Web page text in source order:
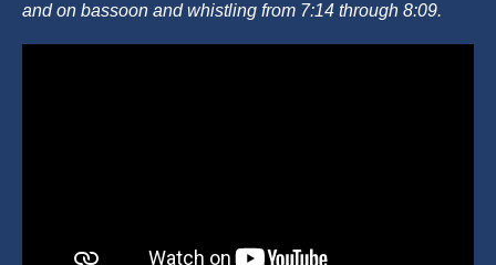
and on bassoon and whistling from 7:14 through 8:09.